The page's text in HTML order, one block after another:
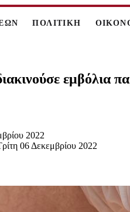
ΠΟΛΙΤΙΚΗ
2022
06 Δεκεμβρίου 2022